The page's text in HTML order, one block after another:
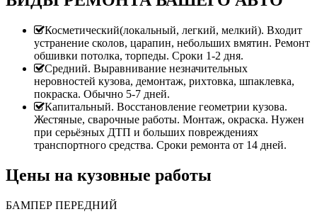
Косметический(локальный, легкий, мелкий). Входит
устранение сколов, царапин, небольших вмятин. Ремонт
обшивки потолка, торпеды. Сроки 1-2 дня.
Средний. Выравнивание незначительных
неровностей кузова, демонтаж, рихтовка, шпаклевка,
покраска. Обычно 5-7 дней.
Капитальный. Восстановление геометрии кузова.
Жестяные, сварочные работы. Монтаж, окраска. Нужен
при серьёзных ДТП и больших повреждениях
транспортного средства. Сроки ремонта от 14 дней.
Цены на кузовные работы
БАМПЕР ПЕРЕДНИЙ